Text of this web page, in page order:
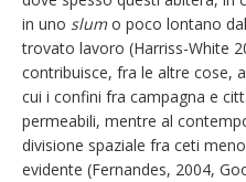
in uno slumo poco lontano
trovato lavoro (Harriss-White
contribuisce, fra le altre cose,
cui i confini fra campagna e
permeabili, mentre al
divisione spaziale fra ceti
evidente (Fernandes, 2004,